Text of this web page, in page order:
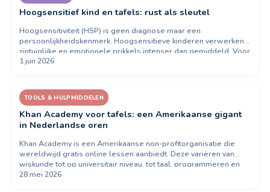
Hoogsensitief kind en tafels: rust als sleutel
Hoogsensitiviteit (HSP) is geen diagnose maar een
persoonlijkheidskenmerk. Hoogsensitieve kinderen verwerken
zintuiglijke en emotionele prikkels intenser dan gemiddeld. Voor
tafels-oefening betekent dat: tempo, geluid en&hellip;
1 jun 2026
TOOLS & HULPMIDDELEN
Khan Academy voor tafels: een Amerikaanse gigant
in Nederlandse oren
Khan Academy is een Amerikaanse non-profitorganisatie die
wereldwijd gratis online lessen aanbiedt. Deze variëren van
wiskunde tot op universitair niveau, tot taal, programmeren en
geschiedenis.&hellip;
28 mei 2026